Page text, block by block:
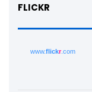
FLICKR
www.flickr.com